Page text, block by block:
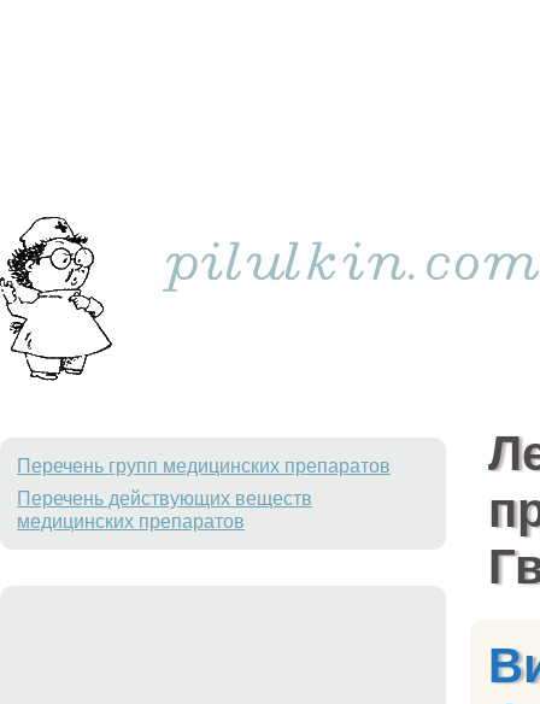
Перечень групп медицинских препаратов
Перечень действующих веществ
медицинских препаратов